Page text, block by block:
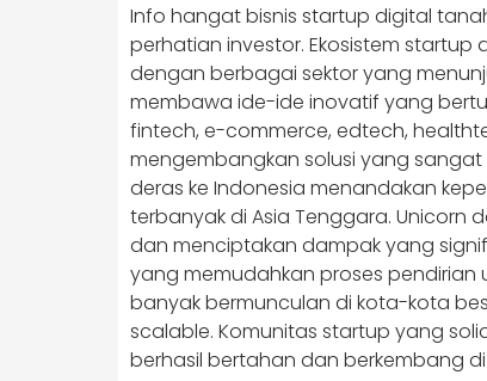
Info hangat bisnis startup digital
perhatian investor. Ekosistem
dengan berbagai sektor yang
membawa ide-ide inovatif yang
fintech, e-commerce, edtech,
mengembangkan solusi yang
deras ke Indonesia menandakan
terbanyak di Asia Tenggara.
dan menciptakan dampak yang
yang memudahkan proses pendirian
banyak bermunculan di kota-kota
scalable. Komunitas startup yang
berhasil bertahan dan berkembang